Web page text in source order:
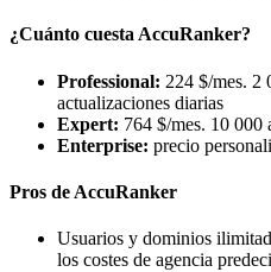
¿Cuánto cuesta AccuRanker?
Professional: 224 $/mes. 2
actualizaciones diarias
Expert: 764 $/mes. 10
Enterprise: precio
Pros de AccuRanker
Usuarios y dominios
los costes de agencia